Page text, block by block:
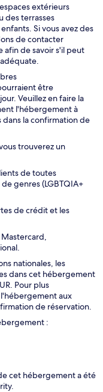
extérieurs
des terrasses
Si vous avez des
de contacter
afin de savoir s'il peut
être
Veuillez en faire la
l'hébergement à
la confirmation de
trouverez un
de toutes
genres (LGBTQIA+
de crédit et les
nationales, les
dans cet hébergement
Pour plus
aux
de réservation.
:
cet hébergement a été